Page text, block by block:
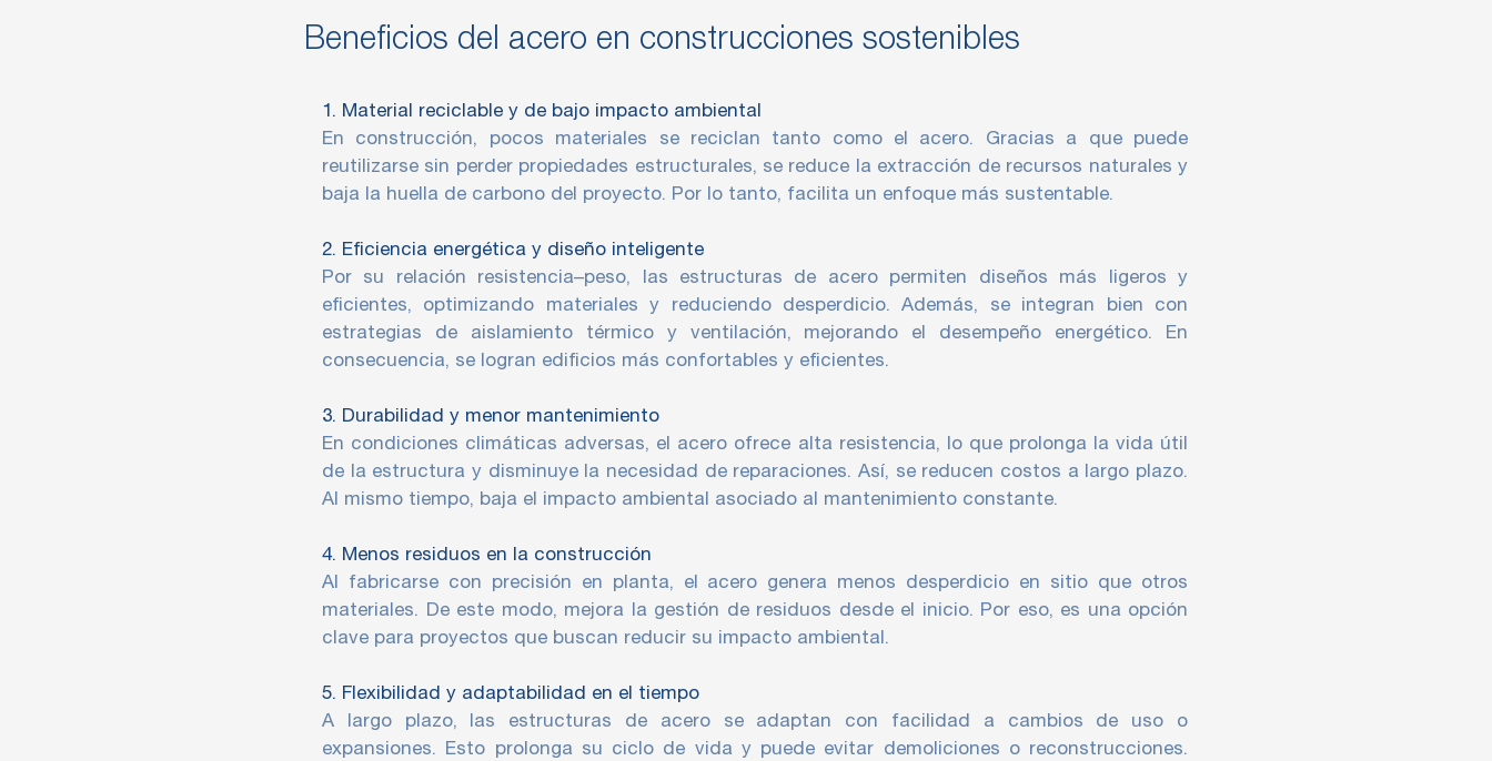
Beneficios del acero en construcciones sostenibles
1. Material reciclable y de bajo impacto ambiental
En construcción, pocos materiales se reciclan tanto como el acero. Gracias a que puede
reutilizarse sin perder propiedades estructurales, se reduce la extracción de recursos naturales y
baja la huella de carbono del proyecto. Por lo tanto, facilita un enfoque más sustentable.
2. Eficiencia energética y diseño inteligente
Por su relación resistencia–peso, las estructuras de acero permiten diseños más ligeros y
eficientes, optimizando materiales y reduciendo desperdicio. Además, se integran bien con
estrategias de aislamiento térmico y ventilación, mejorando el desempeño energético. En
consecuencia, se logran edificios más confortables y eficientes.
3. Durabilidad y menor mantenimiento
En condiciones climáticas adversas, el acero ofrece alta resistencia, lo que prolonga la vida útil
de la estructura y disminuye la necesidad de reparaciones. Así, se reducen costos a largo plazo.
Al mismo tiempo, baja el impacto ambiental asociado al mantenimiento constante.
4. Menos residuos en la construcción
Al fabricarse con precisión en planta, el acero genera menos desperdicio en sitio que otros
materiales. De este modo, mejora la gestión de residuos desde el inicio. Por eso, es una opción
clave para proyectos que buscan reducir su impacto ambiental.
5. Flexibilidad y adaptabilidad en el tiempo
A largo plazo, las estructuras de acero se adaptan con facilidad a cambios de uso o
expansiones. Esto prolonga su ciclo de vida y puede evitar demoliciones o reconstrucciones.